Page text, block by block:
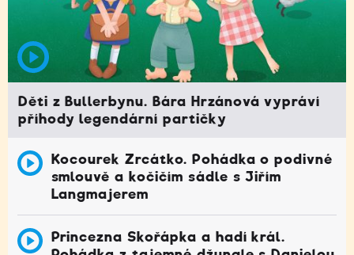
Děti z Bullerbynu. Bára Hrzánová vypráví
příhody legendární partičky
Kocourek Zrcátko. Pohádka o podivné
smlouvě a kočičím sádle s Jiřím
Langmajerem
Princezna Skořápka a hadí král.